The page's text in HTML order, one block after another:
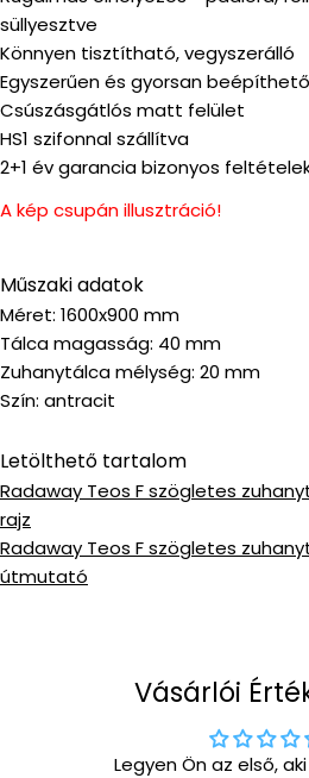
süllyesztve
Könnyen tisztítható, vegyszerálló
Egyszerűen és gyorsan beépíthető
Csúszásgátlós matt felület
HS1 szifonnal szállítva
2+1 év garancia bizonyos
A kép csupán illusztráció!
Műszaki adatok
Méret: 1600x900 mm
Tálca magasság: 40 mm
Zuhanytálca mélység: 20 mm
Szín: antracit
Letölthető tartalom
Radaway Teos F szögletes
rajz
Radaway Teos F szögletes
útmutató
Vásárlói
Legyen Ön az első,